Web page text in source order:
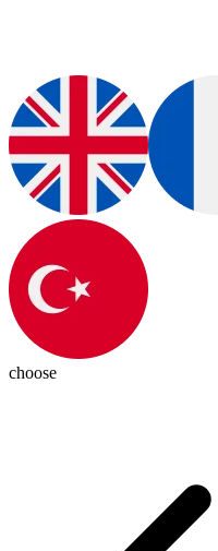
choose